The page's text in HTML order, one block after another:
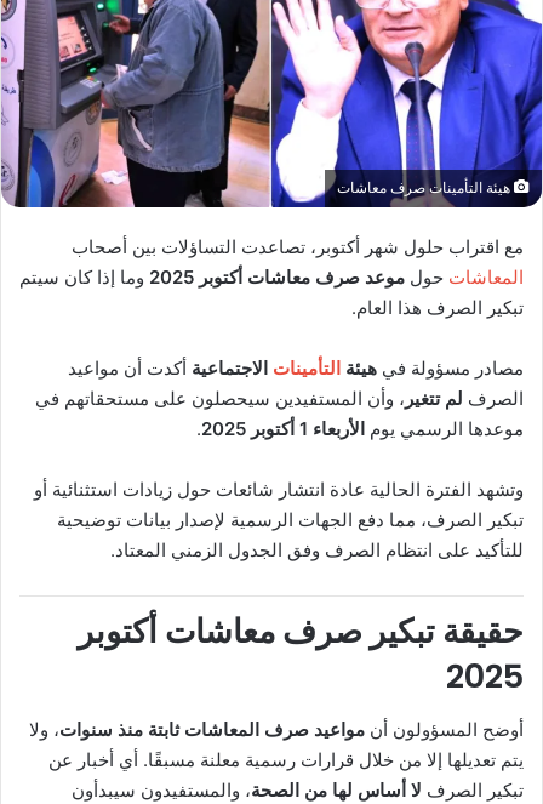
هيئة التأمينات صرف معاشات
مع اقتراب حلول شهر أكتوبر، تصاعدت التساؤلات بين أصحاب
المعاشات حول موعد صرف معاشات أكتوبر 2025
وما إذا كان سيتم
تبكير الصرف هذا العام.
مصادر مسؤولة في هيئة التأمينات الاجتماعية أكدت أن مواعيد
الصرف لم تتغير ، وأن المستفيدين سيحصلون على مستحقاتهم في
موعدها الرسمي يوم الأربعاء 1 أكتوبر 2025 .
وتشهد الفترة الحالية عادة انتشار شائعات حول زيادات استثنائية أو
تبكير الصرف، مما دفع الجهات الرسمية لإصدار بيانات توضيحية
للتأكيد على انتظام الصرف وفق الجدول الزمني المعتاد.
حقيقة تبكير صرف معاشات أكتوبر
2025
أوضح المسؤولون أن مواعيد صرف المعاشات ثابتة منذ سنوات، ولا
يتم تعديلها إلا من خلال قرارات رسمية معلنة مسبقًا. أي أخبار عن
تبكير الصرف لا أساس لها من الصحة، والمستفيدون سيبدأون